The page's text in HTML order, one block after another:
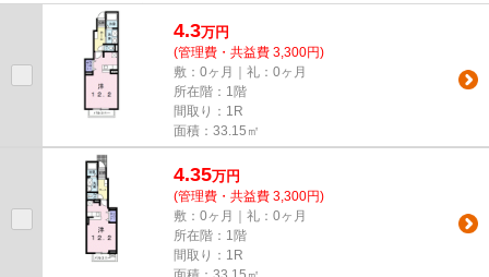
インターホンを通じて室内から...
4.3万円
(管理費・共益費 3,300円)
敷：0ヶ月｜礼：0ヶ月
所在階：1階
間取り：1R
面積：33.15㎡
4.35万円
(管理費・共益費 3,300円)
敷：0ヶ月｜礼：0ヶ月
所在階：1階
間取り：1R